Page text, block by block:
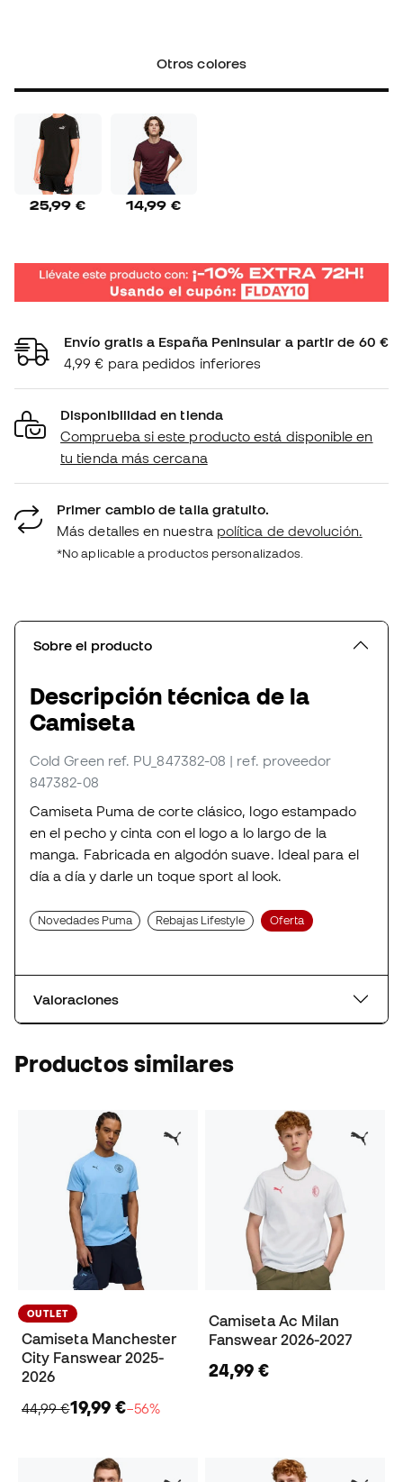
Otros colores
25,99 € 14,99 €
Envío gratis a España Peninsular a partir de 60 €
4,99 € para pedidos inferiores
Disponibilidad en tienda
Comprueba si este producto está disponible en
tu tienda más cercana
Primer cambio de talla gratuito.
Más detalles en nuestra política de devolución.
*No aplicable a productos personalizados.
Sobre el producto
Descripción técnica de la
Camiseta
Cold Green ref. PU_847382-08 | ref. proveedor
847382-08
Camiseta Puma de corte clásico, logo estampado
en el pecho y cinta con el logo a lo largo de la
manga. Fabricada en algodón suave. Ideal para el
día a día y darle un toque sport al look.
Novedades Puma Rebajas Lifestyle Oferta
Valoraciones
Productos similares
OUTLET
Camiseta Manchester
City Fanswear 2025-
2026
44,99 €19,99 €−56%
Camiseta Ac Milan
Fanswear 2026-2027
24,99 €